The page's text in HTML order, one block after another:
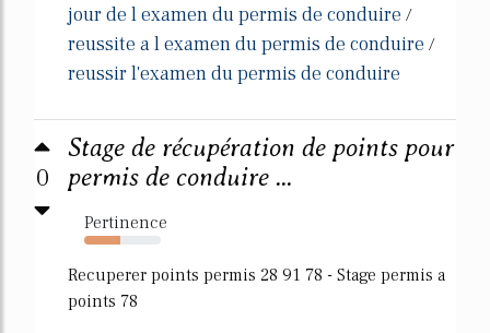
jour de l examen du permis de conduire /
reussite a l examen du permis de conduire /
reussir l'examen du permis de conduire
0
Stage de récupération de points pour
permis de conduire ...
Pertinence
47%
Recuperer points permis 28 91 78 - Stage permis a
points 78